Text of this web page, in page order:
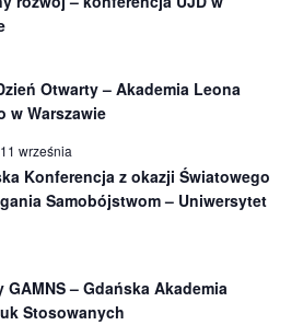
Otwarty – Akademia Leona
w Warszawie
11 września
Konferencja z okazji Światowego
Samobójstwom – Uniwersytet
GAMNS – Gdańska Akademia
Stosowanych